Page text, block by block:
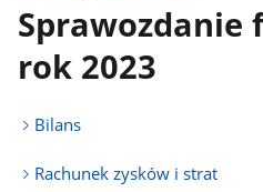
Sprawozdanie
rok 2023
Bilans
Rachunek zysków i strat